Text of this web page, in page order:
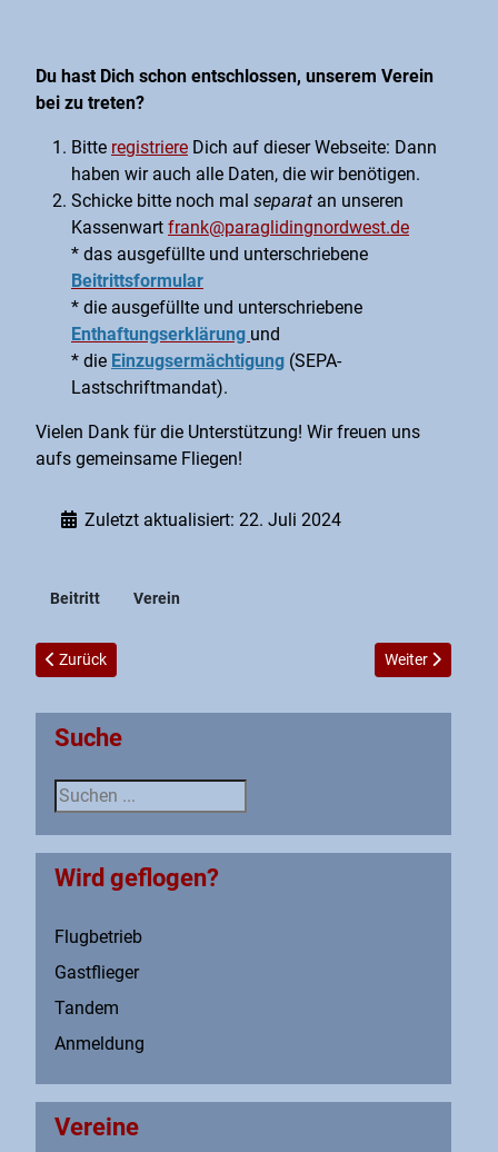
Du hast Dich schon entschlossen, unserem Verein
bei zu treten?
Bitte registriere Dich auf dieser Webseite: Dann
haben wir auch alle Daten, die wir benötigen.
Schicke bitte noch mal separat an unseren
Kassenwart frank@paraglidingnordwest.de
* das ausgefüllte und unterschriebene
Beitrittsformular
* die ausgefüllte und unterschriebene
Enthaftungserklärung und
* die Einzugsermächtigung (SEPA-
Lastschriftmandat).
Vielen Dank für die Unterstützung! Wir freuen uns
aufs gemeinsame Fliegen!
Zuletzt aktualisiert: 22. Juli 2024
Beitritt Verein
Vorheriger Beitrag: Sitemap
Zurück Nächster
Weiter
Suche
Suche
Wird geflogen?
Flugbetrieb
Gastflieger
Tandem
Anmeldung
Vereine